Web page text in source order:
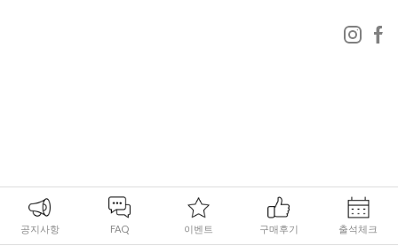
공지사항 FAQ 이벤트 구매후기 출석체크